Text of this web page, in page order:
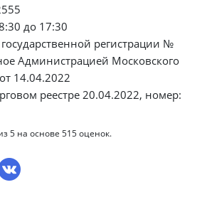
до 17:30
регистрации №
Администрацией Московского
14.04.2022
реестре 20.04.2022, номер:
5 на основе 515оценок.